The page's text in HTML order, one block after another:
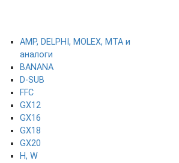
AMP, DELPHI, MOLEX, MTA и
аналоги
BANANA
D-SUB
FFC
GX12
GX16
GX18
GX20
H, W